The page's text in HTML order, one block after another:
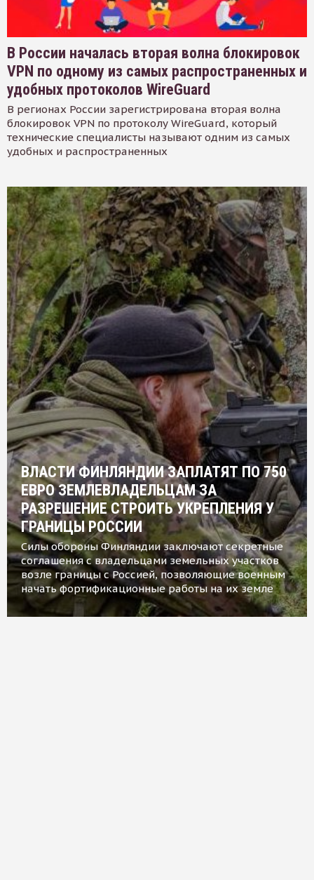
В России началась вторая волна блокировок
VPN по одному из самых распространенных и
удобных протоколов WireGuard
В регионах России зарегистрирована вторая волна
блокировок VPN по протоколу WireGuard, который
технические специалисты называют одним из самых
удобных и распространенных
ВЛАСТИ ФИНЛЯНДИИ ЗАПЛАТЯТ ПО 750
ЕВРО ЗЕМЛЕВЛАДЕЛЬЦАМ ЗА
РАЗРЕШЕНИЕ СТРОИТЬ УКРЕПЛЕНИЯ У
ГРАНИЦЫ РОССИИ
Силы обороны Финляндии заключают секретные
соглашения с владельцами земельных участков
возле границы с Россией, позволяющие военным
начать фортификационные работы на их земле